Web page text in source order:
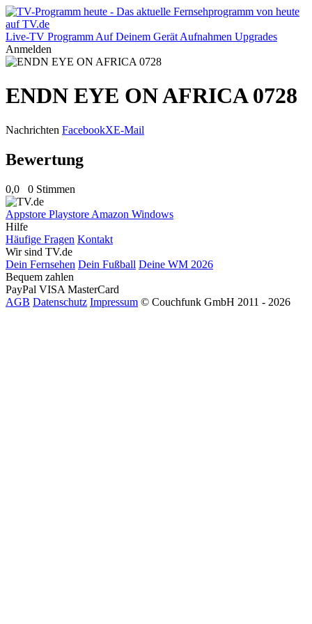
Live-TV Programm Auf Deinem Gerät Aufnahmen Upgrades
Anmelden
ENDN EYE ON AFRICA 0728
Nachrichten FacebookXE-Mail
Bewertung
0,0 0 Stimmen
Appstore Playstore Amazon Windows
Hilfe
Häufige Fragen Kontakt
Wir sind TV.de
Dein Fernsehen Dein Fußball Deine WM 2026
Bequem zahlen
PayPal VISA MasterCard
AGB Datenschutz Impressum © Couchfunk GmbH 2011 - 2026